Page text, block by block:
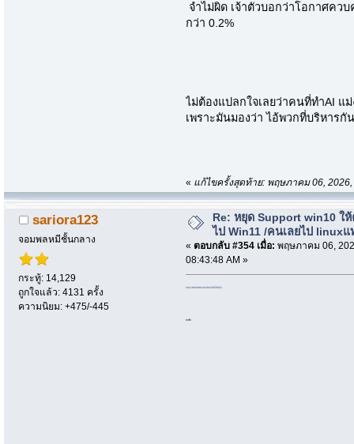
จำไม่ผิด เจ้าตัวบอกว่าโอกาศคว
กว่า 0.2%
ไม่ต้องแปลกใจเลยว่าคนที่ทำAI
เพราะมันมองว่า ไอ้พวกที่บริหารกั
« แก้ไขครั้งสุดท้าย: พฤษภาคม 06,
sariora123
จอมพลหมีชั้นกลาง
กระทู้: 14,129
ถูกใจแล้ว: 4131 ครั้ง
ความนิยม: +475/-445
Re: หยุด Support win10 ใ
ไป Win11 /คนเลยไป linuxแ
« ตอบกลับ #354 เมื่อ: พฤษภาคม 06,
08:43:48 AM »